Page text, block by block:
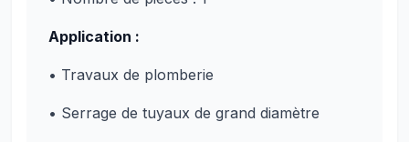
Application :
• Travaux de plomberie
• Serrage de tuyaux de grand diamètre